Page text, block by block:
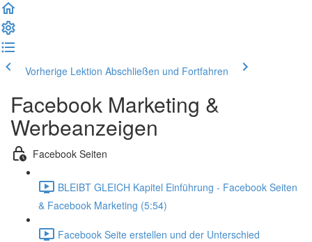
Vorherige Lektion Abschließen und Fortfahren
Facebook Marketing &
Werbeanzeigen
Facebook Seiten
BLEIBT GLEICH Kapitel Einführung - Facebook Seiten
& Facebook Marketing (5:54)
Facebook Seite erstellen und der Unterschied